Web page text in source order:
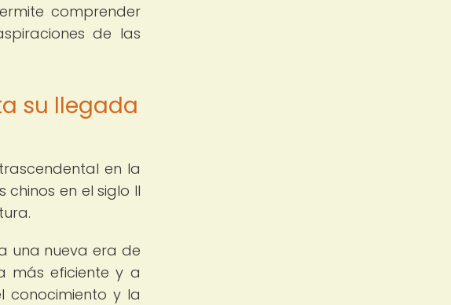
comprender
de las
su llegada
en la
en el siglo II
una nueva era de
más eficiente y a
conocimiento y la